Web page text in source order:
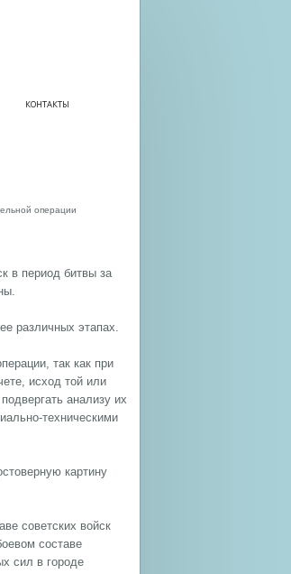
КОНТАКТЫ
операции
в период битвы за
различных этапах.
так как при
исход той или
анализу их
техническими
картину
советских войск
составе
сил в городе